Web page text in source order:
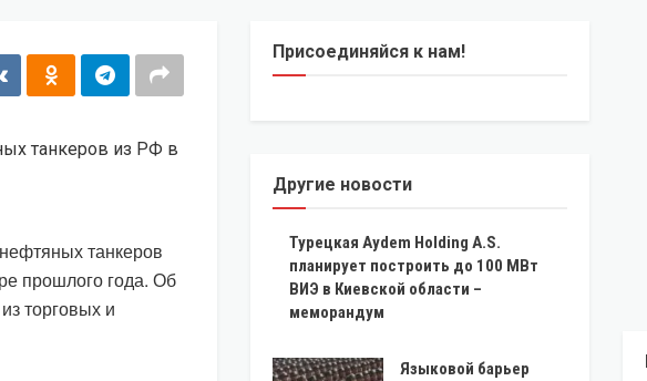
танкеров
прошлого года. Об
торговых и
Присоединяйся к нам!
Другие новости
Турецкая Aydem Holding A.S.
планирует построить до 100 МВт
ВИЭ в Киевской области –
меморандум
Языковой барьер